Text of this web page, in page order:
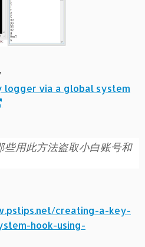
logger via a global system
些用此方法盗取小白账号和
creating-a-key-
hook-using-